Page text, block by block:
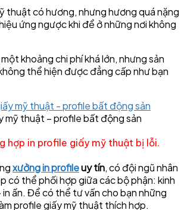
thuật có hương, nhưng hương quá nặng
ứng ngược khi để ở những nơi không
khoảng chi phí khá lớn, nhưng sản
thể hiện được đẳng cấp như bạn
mỹ thuật – profile bất động sản
hợp in profile giấy mỹ thuật bị lỗi.
xưởng in profileuy tín, có đội ngũ nhân
có thể phối hợp giữa các bộ phận: kinh
ấn. Để có thể tư vấn cho bạn những
profile giấy mỹ thuật thích hợp.